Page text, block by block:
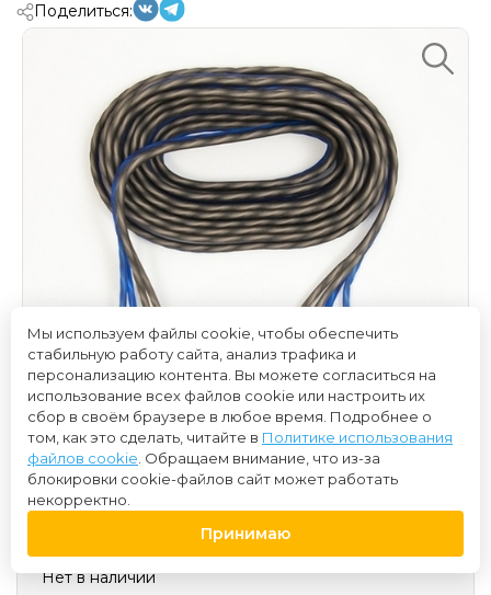
Поделиться:
Нет в наличии
Мы используем файлы cookie, чтобы обеспечить
стабильную работу сайта, анализ трафика и
персонализацию контента. Вы можете согласиться на
использование всех файлов cookie или настроить их
сбор в своём браузере в любое время. Подробнее о
том, как это сделать, читайте в Политике использования
файлов cookie . Обращаем внимание, что из-за
блокировки cookie-файлов сайт может работать
некорректно.
Принимаю